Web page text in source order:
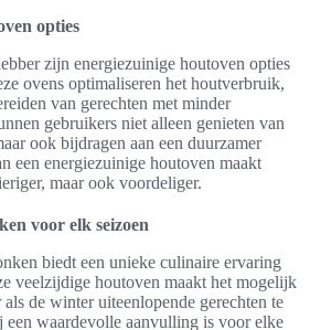
opties
zijn energiezuinige houtoven opties
ovens optimaliseren het houtverbruik,
van gerechten met minder
gebruikers niet alleen genieten van
ook bijdragen aan een duurzamer
een energiezuinige houtoven maakt
maar ook voordeliger.
voor elk seizoen
biedt een unieke culinaire ervaring
veelzijdige houtoven maakt het mogelijk
de winter uiteenlopende gerechten te
een waardevolle aanvulling is voor elke